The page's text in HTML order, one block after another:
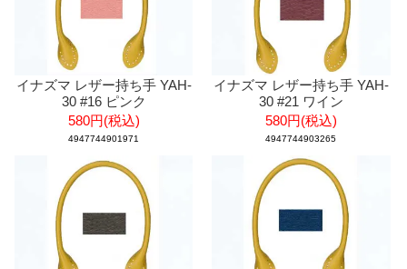
イナズマ レザー持ち手 YAH-
30 #16 ピンク
580円(税込)
4947744901971
イナズマ レザー持ち手 YAH-
30 #21 ワイン
580円(税込)
4947744903265